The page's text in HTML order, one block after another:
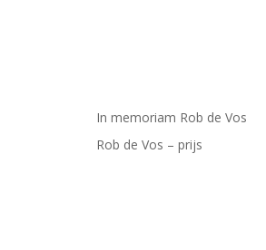
In memoriam Rob de Vos
Rob de Vos – prijs